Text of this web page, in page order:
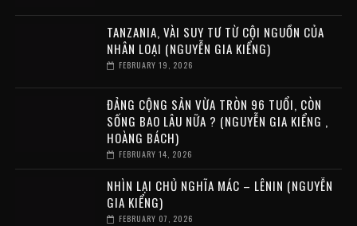
TANZANIA, VÀI SUY TƯ TỪ CỘI NGUỒN CỦA
NHÂN LOẠI (NGUYỄN GIA KIỂNG)
FEBRUARY 19, 2026
ĐẢNG CỘNG SẢN VỪA TRÒN 96 TUỔI, CÒN
SỐNG BAO LÂU NỮA ? (NGUYỄN GIA KIỂNG ,
HOÀNG BÁCH)
FEBRUARY 14, 2026
NHÌN LẠI CHỦ NGHĨA MÁC – LÊNIN (NGUYỄN
GIA KIỂNG)
FEBRUARY 07, 2026